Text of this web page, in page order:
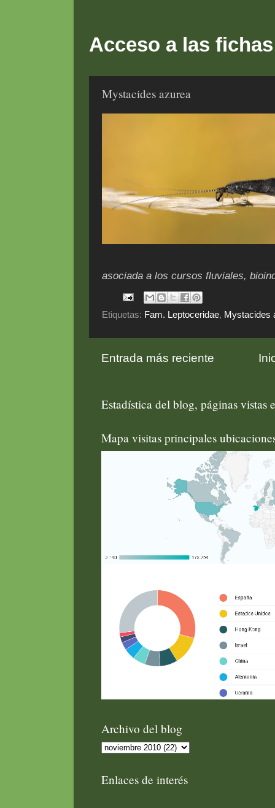
Acceso a las
Mystacides azurea
asociada a los cursos fluviales,
Etiquetas: Fam. Leptoceridae, Mystacides
Entrada más reciente
Estadística del blog, páginas vistas
Mapa visitas principales
Archivo del blog
Enlaces de interés